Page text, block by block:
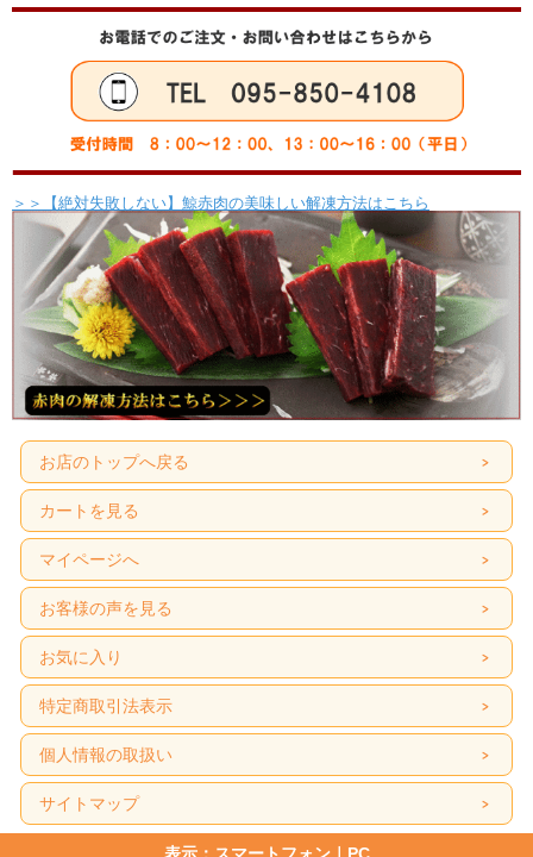
＞＞【絶対失敗しない】鯨赤肉の美味しい解凍方法はこちら
お店のトップへ戻る
カートを見る
マイページへ
お客様の声を見る
お気に入り
特定商取引法表示
個人情報の取扱い
サイトマップ
表示：スマートフォン｜ PC